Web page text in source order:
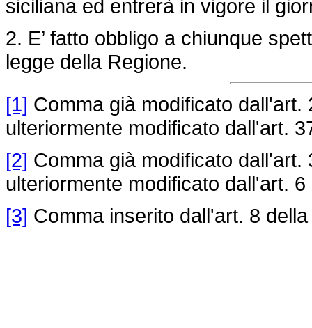
siciliana ed entrerà in vigore il
2. E’ fatto obbligo a chiunque
legge della Regione.
[1] Comma già modificato dall'art.
ulteriormente modificato dall'art.
[2] Comma già modificato
ulteriormente modificato dall'art.
[3] Comma inserito dall'art. 8